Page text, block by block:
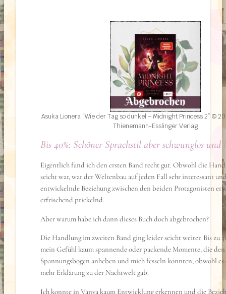
Asuka Lionera “Wie der Tag so dunkel – Midnight Princess 2” ©
Thienemann-Esslinger Verlag
Bis 40%: Schöner Sprachstil aber schwunglos
Eigentlich fand ich den ersten Band recht gut. Obwohl die
seicht war, war der Weltenbau auf jeden Fall sehr interessant
entwickelnde Beziehung zwischen den beiden Protagonisten
erfrischend prickelnd.
Aber warum habe ich dann dieses Buch doch abgebrochen?
Die Handlung im zweiten Band ging leider seicht weiter. Bis zu
mein Gefühl kaum spannende oder packende Momente, die den
Spannungsbogen anheben und mich fesseln konnten, obwohl es
mehr Erklärung zu der Nachtwelt gab.
Ich konnte in Vanya kaum Entwicklung erkennen und die